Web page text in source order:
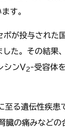
す。
が投与された
た。その結果
シンV2-受容体
る遺伝性疾患
臓の痛みなど